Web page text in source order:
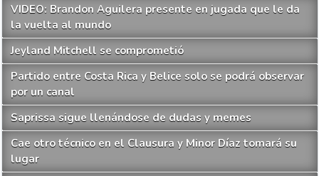
VIDEO: Brandon Aguilera presente en jugada que le da
la vuelta al mundo
Jeyland Mitchell se comprometió
Partido entre Costa Rica y Belice solo se podrá observar
por un canal
Saprissa sigue llenándose de dudas y memes
Cae otro técnico en el Clausura y Minor Díaz tomará su
lugar